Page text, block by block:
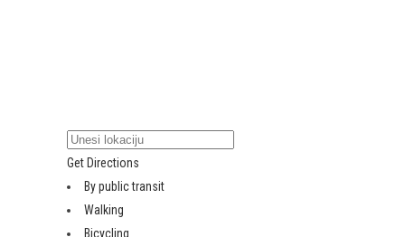
Get Directions
By public transit
Walking
Bicycling